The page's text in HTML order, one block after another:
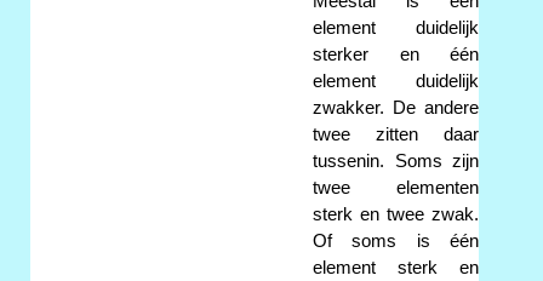
element duidelijk
sterker en één
element duidelijk
zwakker. De andere
twee zitten daar
tussenin. Soms zijn
twee elementen
sterk en twee zwak.
Of soms is één
element sterk en